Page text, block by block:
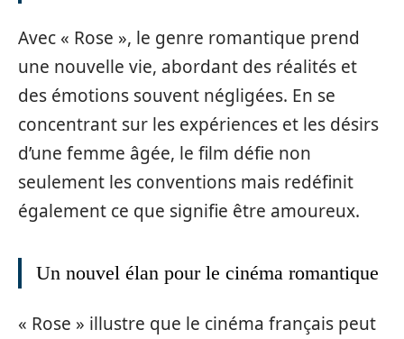
Avec « Rose », le genre romantique prend
une nouvelle vie, abordant des réalités et
des émotions souvent négligées. En se
concentrant sur les expériences et les désirs
d’une femme âgée, le film défie non
seulement les conventions mais redéfinit
également ce que signifie être amoureux.
Un nouvel élan pour le cinéma romantique
« Rose » illustre que le cinéma français peut